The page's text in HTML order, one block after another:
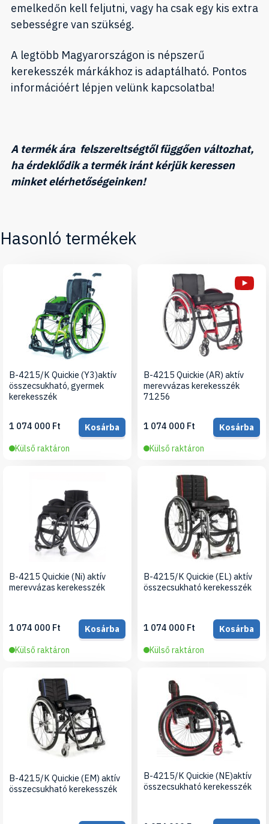
emelkedőn kell feljutni, vagy ha csak egy kis extra
sebességre van szükség.
A legtöbb Magyarországon is népszerű
kerekesszék márkákhoz is adaptálható. Pontos
információért lépjen velünk kapcsolatba!
A termék ára felszereltségtől függően változhat,
ha érdeklődik a termék iránt kérjük keressen
minket elérhetőségeinken!
Hasonló termékek
B-4215/K Quickie (Y3)aktív
összecsukható, gyermek
kerekesszék
1 074 000 Ft
Kosárba
Külső raktáron
B-4215 Quickie (AR) aktív
merevvázas kerekesszék
71256
1 074 000 Ft
Kosárba
Külső raktáron
B-4215 Quickie (Ni) aktív
merevvázas kerekesszék
1 074 000 Ft
Kosárba
Külső raktáron
B-4215/K Quickie (EL) aktív
összecsukható kerekesszék
1 074 000 Ft
Kosárba
Külső raktáron
B-4215/K Quickie (EM) aktív
összecsukható kerekesszék
B-4215/K Quickie (NE)aktív
összecsukható kerekesszék